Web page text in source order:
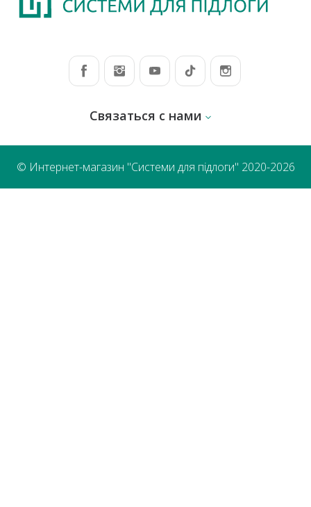
Связаться с нами
© Интернет-магазин "Системи для підлоги" 2020-2026